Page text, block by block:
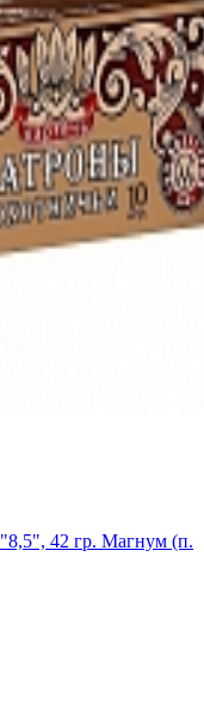
42 гр. Магнум (п.